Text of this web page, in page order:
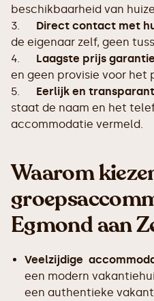
beschikbaarheid van
3. Direct contact met
de eigenaar zelf, geen
4. Laagste prijs
en geen provisie voor het
5. Eerlijk en
staat de naam en het
accommodatie vermeld.
Waarom
Egmond aan
Veelzijdige
een modern
een authentieke